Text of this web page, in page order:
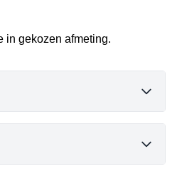
in gekozen afmeting.